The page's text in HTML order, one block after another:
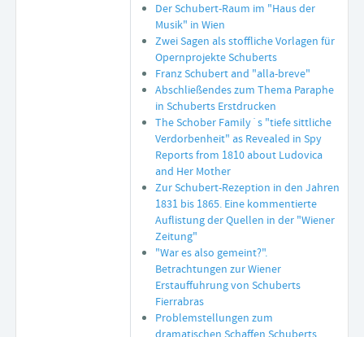
Der Schubert-Raum im "Haus der
Musik" in Wien
Zwei Sagen als stoffliche Vorlagen für
Opernprojekte Schuberts
Franz Schubert and "alla-breve"
Abschließendes zum Thema Paraphe
in Schuberts Erstdrucken
The Schober Family´s "tiefe sittliche
Verdorbenheit" as Revealed in Spy
Reports from 1810 about Ludovica
and Her Mother
Zur Schubert-Rezeption in den Jahren
1831 bis 1865. Eine kommentierte
Auflistung der Quellen in der "Wiener
Zeitung"
"War es also gemeint?".
Betrachtungen zur Wiener
Erstauffuhrung von Schuberts
Fierrabras
Problemstellungen zum
dramatischen Schaffen Schuberts